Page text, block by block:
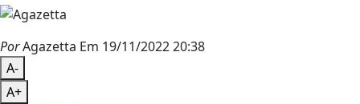
PorAgazetta Em 19/11/2022 20:38
A-
A+